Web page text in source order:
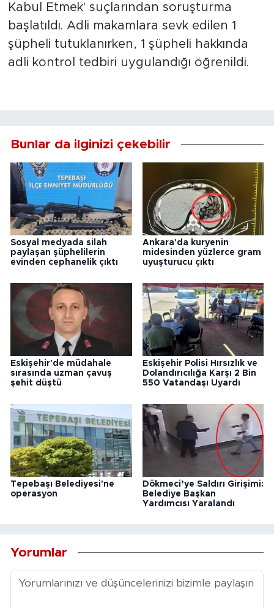
Kabul Etmek' suçlarından soruşturma
başlatıldı. Adli makamlara sevk edilen 1
şüpheli tutuklanırken, 1 şüpheli hakkında
adli kontrol tedbiri uygulandığı öğrenildi.
Bunlar da ilginizi çekebilir
Sosyal medyada silah
paylaşan şüphelilerin
evinden cephanelik çıktı
Ankara'da kuryenin
midesinden yüzlerce gram
uyuşturucu çıktı
Eskişehir'de müdahale
sırasında uzman çavuş
şehit düştü
Eskişehir Polisi Hırsızlık ve
Dolandırıcılığa Karşı 2 Bin
550 Vatandaşı Uyardı
Tepebaşı Belediyesi'ne
operasyon
Dökmeci’ye Saldırı Girişimi:
Belediye Başkan
Yardımcısı Yaralandı
Yorumlar